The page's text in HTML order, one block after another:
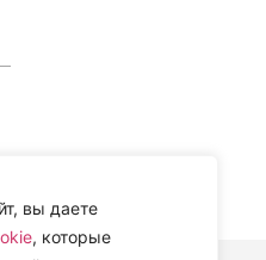
вы даете
, которые